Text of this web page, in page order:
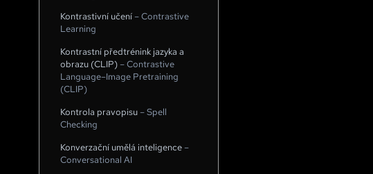
Kontrastivní učení–Contrastive
Learning
Kontrastní předtrénink jazyka a
obrazu (CLIP)–Contrastive
Language–Image Pretraining
(CLIP)
Kontrola pravopisu–Spell
Checking
Konverzační umělá inteligence–
Conversational AI